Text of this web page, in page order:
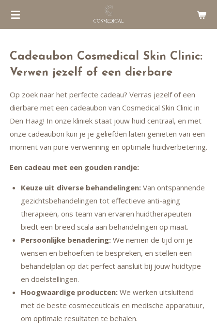
Ga
de
Cadeaubon Cosmedical Skin Clinic:
Verwen jezelf of een dierbare
Op zoek naar het perfecte cadeau? Verras jezelf of een
dierbare met een cadeaubon van Cosmedical Skin Clinic in
Den Haag! In onze kliniek staat jouw huid centraal, en met
onze cadeaubon kun je je geliefden laten genieten van een
moment van pure verwenning en optimale huidverbetering.
Een cadeau met een gouden randje:
Keuze uit diverse behandelingen: Van ontspannende
gezichtsbehandelingen tot effectieve anti-aging
therapieën, ons team van ervaren huidtherapeuten
biedt een breed scala aan behandelingen op maat.
Persoonlijke benadering: We nemen de tijd om je
wensen en behoeften te bespreken, en stellen een
behandelplan op dat perfect aansluit bij jouw huidtype
en doelstellingen.
Hoogwaardige producten: We werken uitsluitend
met de beste cosmeceuticals en medische apparatuur,
om optimale resultaten te behalen.